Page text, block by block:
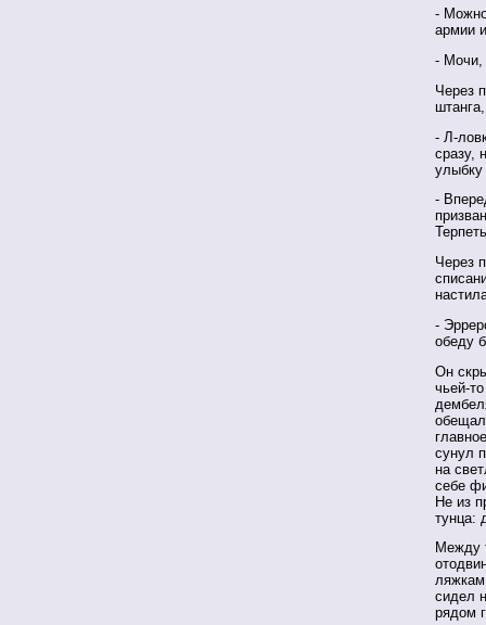
-
армии
- Мочи,
Через
- Л-
сразу,
улыбку
-
Через
-
обеду
Он
чьей-
обещал
сунул
на
себе
Не из
тунца:
Между
ляжкам
сидел
рядом